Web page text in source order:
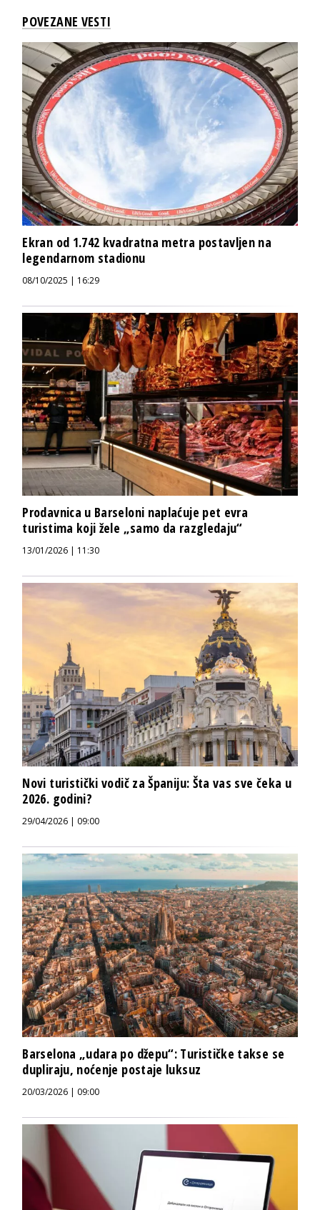
POVEZANE VESTI
Ekran od 1.742 kvadratna metra postavljen na
legendarnom stadionu
08/10/2025 | 16:29
Prodavnica u Barseloni naplaćuje pet evra
turistima koji žele „samo da razgledaju“
13/01/2026 | 11:30
Novi turistički vodič za Španiju: Šta vas sve čeka u
2026. godini?
29/04/2026 | 09:00
Barselona „udara po džepu“: Turističke takse se
dupliraju, noćenje postaje luksuz
20/03/2026 | 09:00